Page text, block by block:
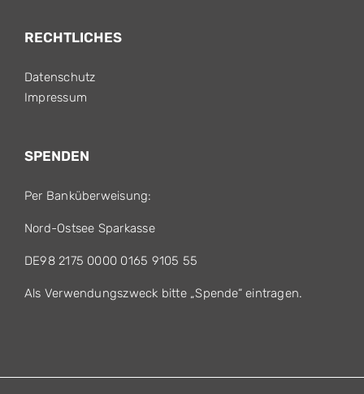
RECHTLICHES
Datenschutz
Impressum
SPENDEN
Per Banküberweisung:
Nord-Ostsee Sparkasse
DE98 2175 0000 0165 9105 55
Als Verwendungszweck bitte „Spende“ eintragen.